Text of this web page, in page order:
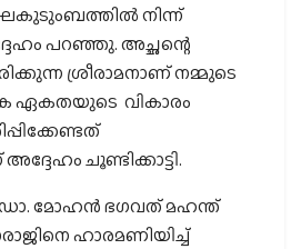
നിന്ന്
പറഞ്ഞു. അച്ഛന്റെ
ശ്രീരാമനാണ് നമ്മുടെ
ഏകതയുടെ വികാരം
ചൂണ്ടിക്കാട്ടി.
മോഹന്‍ ഭഗവത് മഹന്ത്
ഹാരമണിയിച്ച്